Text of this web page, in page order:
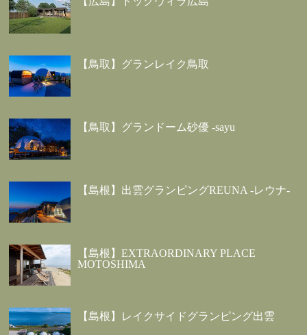
【鳥取】グランレイク鳥取
【鳥取】グランドーム砂優 -sayu
【島根】出雲グランピングREUNA -レウナ-
【島根】EXTRAORDINARY PLACE
MOTOSHIMA
【島根】レイクサイドグランピング出雲